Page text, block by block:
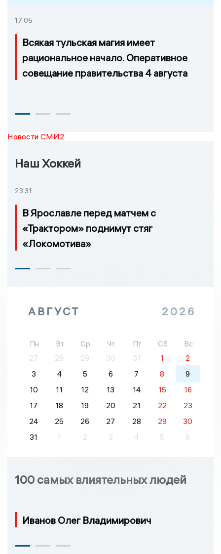
17:05
Всякая тульская магия имеет
рациональное начало. Оперативное
совещание правительства 4 августа
Новости СМИ2
Наш Хоккей
23:31
В Ярославле перед матчем с
«Трактором» поднимут стяг
«Локомотива»
АВГУСТ 2026
Пн Вт Ср Чт Пт Сб
Вс
27
28 29 30 31 1
2
3
4 5 6 7 8
9
10
11 12 13 14 15
16
17
18 19 20 21 22
23
24
25 26 27 28 29
30
31
1 2 3 4 5 6
100 самых влиятельных людей
Иванов Олег Владимирович